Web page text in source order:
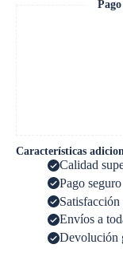
Características
Calidad
Pago seguro
Satisfacción
Envíos a
Devolución